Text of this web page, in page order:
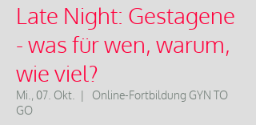
Late Night: Gestagene
- was für wen, warum,
wie viel?
Mi., 07. Okt.
  |
Online-Fortbildung GYN TO
GO